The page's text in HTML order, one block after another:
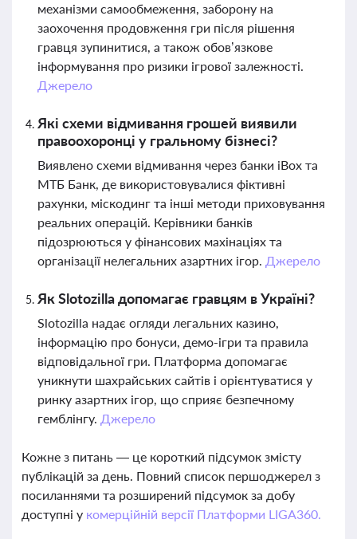
механізми самообмеження, заборону на
заохочення продовження гри після рішення
гравця зупинитися, а також обов’язкове
інформування про ризики ігрової залежності.
Джерело
Які схеми відмивання грошей виявили
правоохоронці у гральному бізнесі?
Виявлено схеми відмивання через банки iBox та
МТБ Банк, де використовувалися фіктивні
рахунки, міскодинг та інші методи приховування
реальних операцій. Керівники банків
підозрюються у фінансових махінаціях та
організації нелегальних азартних ігор. Джерело
Як Slotozilla допомагає гравцям в Україні?
Slotozilla надає огляди легальних казино,
інформацію про бонуси, демо-ігри та правила
відповідальної гри. Платформа допомагає
уникнути шахрайських сайтів і орієнтуватися у
ринку азартних ігор, що сприяє безпечному
гемблінгу. Джерело
Кожне з питань — це короткий підсумок змісту
публікацій за день. Повний список першоджерел з
посиланнями та розширений підсумок за добу
доступні у комерційній версії Платформи LIGA360.